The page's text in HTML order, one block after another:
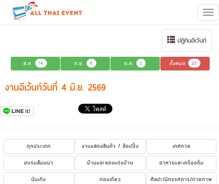
ปฏิทินอีเว้นท์
ส.ค. 14 ก.ย. 6 ต.ค. 2 ทั้งหมด 23
งานอีเว้นท์วันที่ 4 มิ.ย. 2569
ทุกประเภท งานแสดงสินค้า / ช้อปปิ้ง
เทศกาล
อบรมสัมมนา
บ้านและของแต่งบ้าน
อาหารและเครื่องดื่ม
บันเทิง
ท่องเที่ยว
ศิลปะ/นิทรรศการ/ถ่ายภาพ